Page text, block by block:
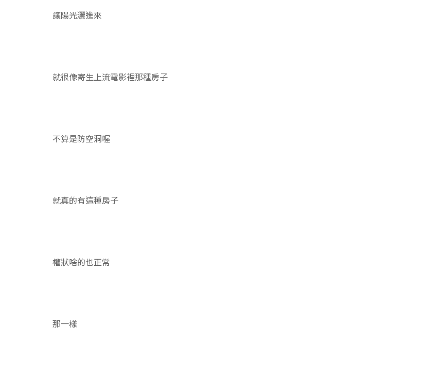
讓陽光灑進來
就很像寄生上流電影裡那種房子
不算是防空洞喔
就真的有這種房子
權狀啥的也正常
那一樣